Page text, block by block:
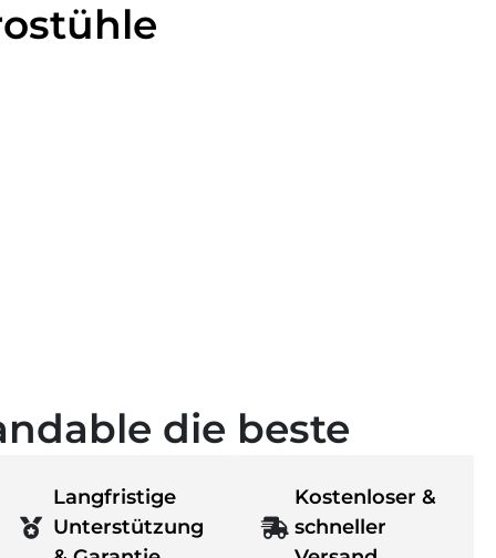
die beste
Langfristige
Unterstützung
Kostenloser &
schneller